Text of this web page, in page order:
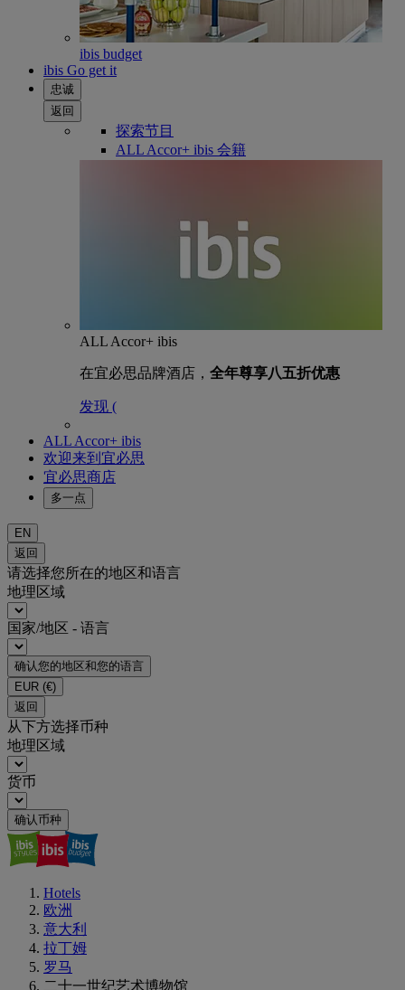
ibis budget
ibis Go get it
忠诚
返回
探索节目
ALL Accor+ ibis 会籍
ALL Accor+ ibis
在宜必思品牌酒店， 全年尊享八五折优惠
发现 (
ALL Accor+ ibis
欢迎来到宜必思
宜必思商店
多一点
EN
返回
请选择您所在的地区和语言
地理区域
国家/地区 - 语言
确认您的地区和您的语言
EUR (€)
返回
从下方选择币种
地理区域
货币
确认币种
Hotels
欧洲
意大利
拉丁姆
罗马
二十一世纪艺术博物馆